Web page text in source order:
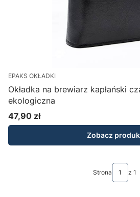
EPAKS OKŁADKI
Okładka na brewiarz kapłański
ekologiczna
Cena
47,90 zł
Zobacz
Strona z 1